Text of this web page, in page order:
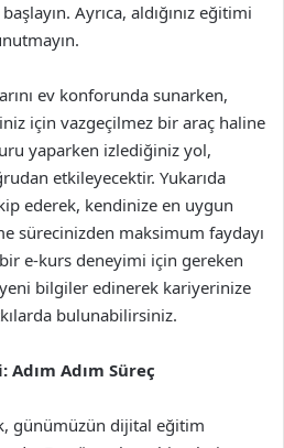
Ayrıca, aldığınız eğitimi
ev konforunda sunarken,
için vazgeçilmez bir araç haline
yaparken izlediğiniz yol,
etkileyecektir. Yukarıda
ederek, kendinize en uygun
sürecinizden maksimum faydayı
e-kurs deneyimi için gereken
yeni bilgiler edinerek kariyerinize
bulunabilirsiniz.
Adım Adım Süreç
günümüzün dijital eğitim